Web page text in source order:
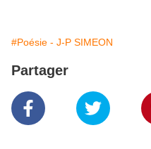
#Poésie - J-P SIMEON
Partager